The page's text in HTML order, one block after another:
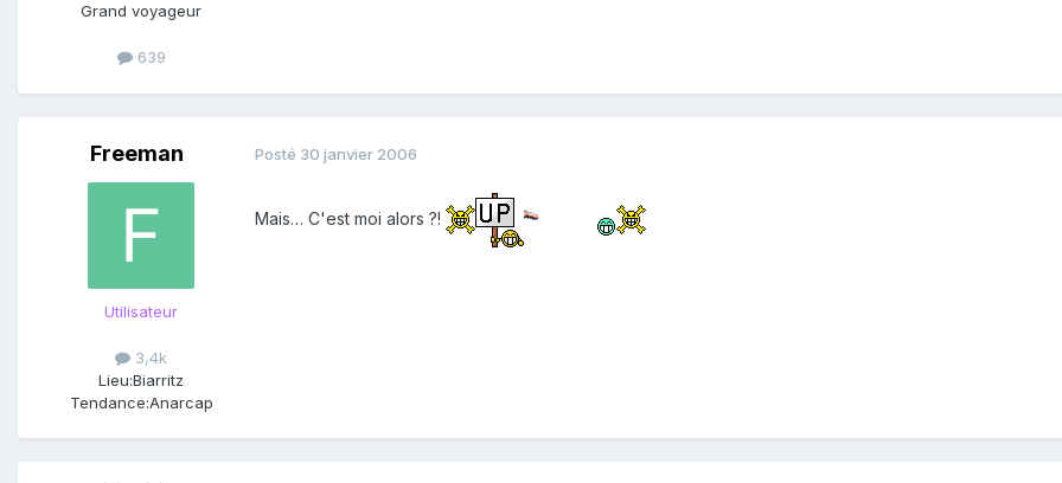
Grand voyageur
639
Freeman
Utilisateur
3,4k
Lieu:Biarritz
Tendance:Anarcap
Posté 30 janvier 2006
Mais… C'est moi alors ?!